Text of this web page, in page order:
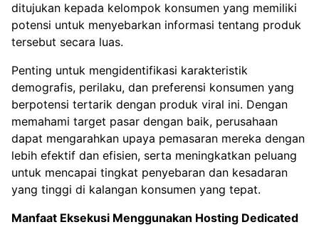
ditujukan kepada kelompok konsumen yang memiliki
potensi untuk menyebarkan informasi tentang produk
tersebut secara luas.
Penting untuk mengidentifikasi karakteristik
demografis, perilaku, dan preferensi konsumen yang
berpotensi tertarik dengan produk viral ini. Dengan
memahami target pasar dengan baik, perusahaan
dapat mengarahkan upaya pemasaran mereka dengan
lebih efektif dan efisien, serta meningkatkan peluang
untuk mencapai tingkat penyebaran dan kesadaran
yang tinggi di kalangan konsumen yang tepat.
Manfaat Eksekusi Menggunakan Hosting Dedicated